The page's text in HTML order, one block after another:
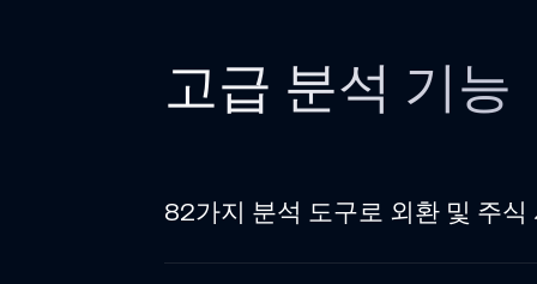
고급 분석 기능
82가지 분석 도구로 외환 및 주식